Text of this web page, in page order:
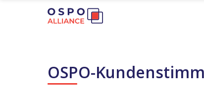
OSPO-